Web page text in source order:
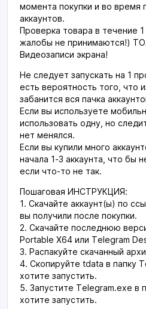
момента покупки и во время
аккаунтов.
Проверка товара в течение
жалобы не принимаются!)
Видеозаписи экрана!
Не следует запускать на 1
есть вероятность того, что
забанится вся пачка
Если вы используете
использовать одну, но
нет менялся.
Если вы купили много
начала 1-3 аккаунта, что бы
если что-то не так.
Пошаговая ИНСТРУКЦИЯ:
1. Скачайте аккаунт(ы) по
вы получили после покупки.
2. Скачайте последнюю
Portable X64 или Telegram
3. Распакуйте скачанный
4. Скопируйте tdata в папку
хотите запустить.
5. Запустите Telegram.exe в
хотите запустить.